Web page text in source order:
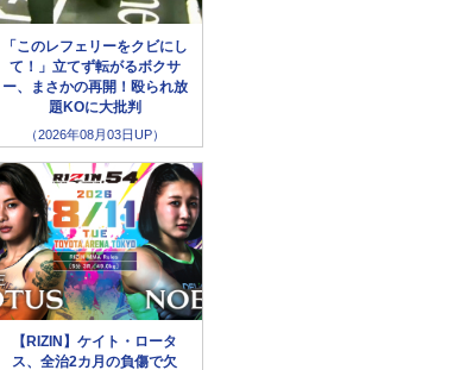
「このレフェリーをクビにし
て！」立てず転がるボクサ
ー、まさかの再開！殴られ放
題KOに大批判
（2026年08月03日UP）
【RIZIN】ケイト・ロータ
ス、全治2カ月の負傷で欠